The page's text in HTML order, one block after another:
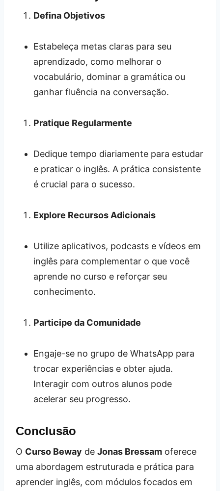
Defina Objetivos
Estabeleça metas claras para seu
aprendizado, como melhorar o
vocabulário, dominar a gramática ou
ganhar fluência na conversação.
Pratique Regularmente
Dedique tempo diariamente para estudar
e praticar o inglês. A prática consistente
é crucial para o sucesso.
Explore Recursos Adicionais
Utilize aplicativos, podcasts e vídeos em
inglês para complementar o que você
aprende no curso e reforçar seu
conhecimento.
Participe da Comunidade
Engaje-se no grupo de WhatsApp para
trocar experiências e obter ajuda.
Interagir com outros alunos pode
acelerar seu progresso.
Conclusão
O Curso Beway de Jonas Bressam oferece
uma abordagem estruturada e prática para
aprender inglês, com módulos focados em